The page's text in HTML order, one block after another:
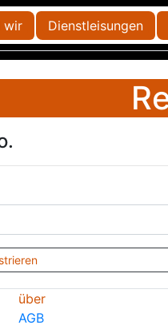
wir Dienstleisungen
über
AGB